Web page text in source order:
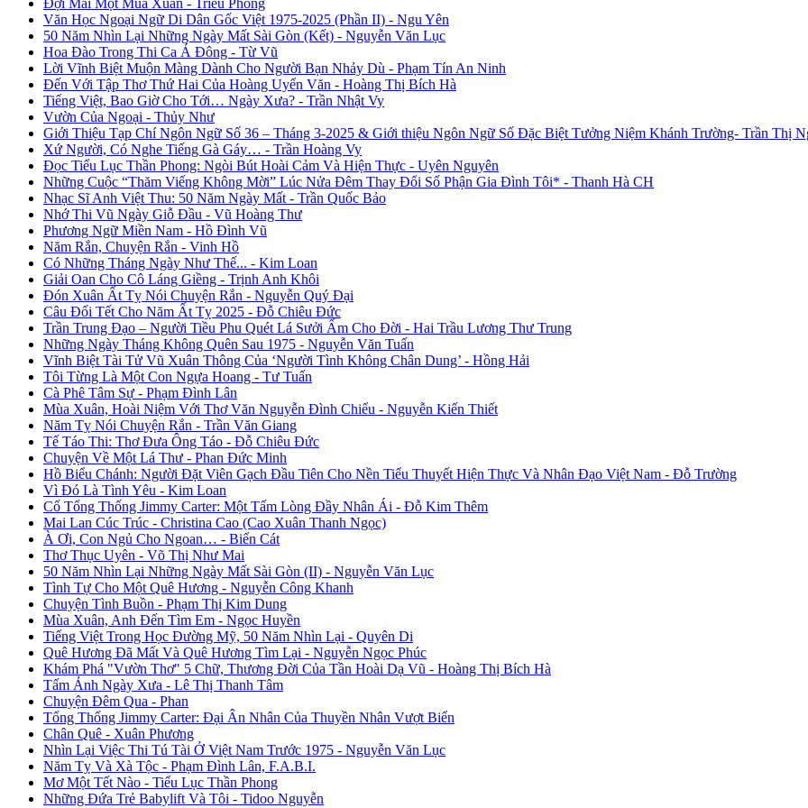
Văn Học Ngoại Ngữ Di Dân Gốc Việt 1975-2025 (Phần II) - Ngu Yên
50 Năm Nhìn Lại Những Ngày Mất Sài Gòn (Kết) - Nguyễn Văn Lục
Hoa Đào Trong Thi Ca Á Đông - Từ Vũ
Lời Vĩnh Biệt Muộn Màng Dành Cho Người Bạn Nhảy Dù - Phạm Tín An Ninh
Đến Với Tập Thơ Thứ Hai Của Hoàng Uyển Văn - Hoàng Thị Bích Hà
Tiếng Việt, Bao Giờ Cho Tới… Ngày Xưa? - Trần Nhật Vy
Vườn Của Ngoại - Thủy Như
Giới Thiệu Tạp Chí Ngôn Ngữ Số 36 – Tháng 3-2025 & Giới thiệu Ngôn Ngữ Số Đặc Biệt Tưởng Niệm Khánh Trường- Trần Thị
Xứ Người, Có Nghe Tiếng Gà Gáy… - Trần Hoàng Vy
Đọc Tiểu Lục Thần Phong: Ngòi Bút Hoài Cảm Và Hiện Thực - Uyên Nguyên
Những Cuộc “Thăm Viếng Không Mời” Lúc Nửa Đêm Thay Đổi Số Phận Gia Đình Tôi* - Thanh Hà CH
Nhạc Sĩ Anh Việt Thu: 50 Năm Ngày Mất - Trần Quốc Bảo
Nhớ Thi Vũ Ngày Giỗ Đầu - Vũ Hoàng Thư
Phương Ngữ Miền Nam - Hồ Đình Vũ
Năm Rắn, Chuyện Rắn - Vinh Hồ
Có Những Tháng Ngày Như Thế... - Kim Loan
Giải Oan Cho Cô Láng Giềng - Trịnh Anh Khôi
Đón Xuân Ất Tỵ Nói Chuyện Rắn - Nguyễn Quý Đại
Câu Đối Tết Cho Năm Ất Tỵ 2025 - Đỗ Chiêu Đức
Trần Trung Đạo – Người Tiều Phu Quét Lá Sưởi Ấm Cho Đời - Hai Trầu Lương Thư Trung
Những Ngày Tháng Không Quên Sau 1975 - Nguyễn Văn Tuấn
Vĩnh Biệt Tài Tử Vũ Xuân Thông Của ‘Người Tình Không Chân Dung’ - Hồng Hải
Tôi Từng Là Một Con Ngựa Hoang - Tư Tuấn
Cà Phê Tâm Sự - Phạm Đình Lân
Mùa Xuân, Hoài Niệm Với Thơ Văn Nguyễn Đình Chiểu - Nguyễn Kiến Thiết
Năm Tỵ Nói Chuyện Rắn - Trần Văn Giang
Tế Táo Thi: Thơ Đưa Ông Táo - Đỗ Chiêu Đức
Chuyện Về Một Lá Thư - Phan Đức Minh
Hồ Biểu Chánh: Người Đặt Viên Gạch Đầu Tiên Cho Nền Tiểu Thuyết Hiện Thực Và Nhân Đạo Việt Nam - Đỗ Trường
Vì Đó Là Tình Yêu - Kim Loan
Cố Tổng Thống Jimmy Carter: Một Tấm Lòng Đầy Nhân Ái - Đỗ Kim Thêm
Mai Lan Cúc Trúc - Christina Cao (Cao Xuân Thanh Ngọc)
À Ơi, Con Ngủ Cho Ngoan… - Biển Cát
Thơ Thục Uyên - Võ Thị Như Mai
50 Năm Nhìn Lại Những Ngày Mất Sài Gòn (II) - Nguyễn Văn Lục
Tình Tự Cho Một Quê Hương - Nguyễn Công Khanh
Chuyện Tình Buồn - Phạm Thị Kim Dung
Mùa Xuân, Anh Đến Tìm Em - Ngọc Huyền
Tiếng Việt Trong Học Đường Mỹ, 50 Năm Nhìn Lại - Quyên Di
Quê Hương Đã Mất Và Quê Hương Tìm Lại - Nguyễn Ngọc Phúc
Khám Phá "Vườn Thơ" 5 Chữ, Thương Đời Của Tần Hoài Dạ Vũ - Hoàng Thị Bích Hà
Tấm Ảnh Ngày Xưa - Lê Thị Thanh Tâm
Chuyện Đêm Qua - Phan
Tổng Thống Jimmy Carter: Đại Ân Nhân Của Thuyền Nhân Vượt Biển
Chân Quê - Xuân Phương
Nhìn Lại Việc Thi Tú Tài Ở Việt Nam Trước 1975 - Nguyễn Văn Lục
Năm Tỵ Và Xà Tộc - Phạm Đình Lân, F.A.B.I.
Mơ Một Tết Nào - Tiểu Lục Thần Phong
Những Đứa Trẻ Babylift Và Tôi - Tidoo Nguyễn